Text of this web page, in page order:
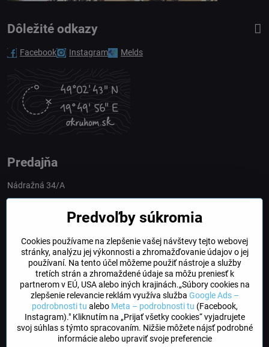
Dôležité odkazy
Facebook Instagram Melds
Predajňa
Nádražná 34/A
obchod​@northline​.sk
Otváracie hodiny
PO, UT, STR, ŠT: 9.00 - 17.00
PIA: 8.00 - 16.00
DogFriendly
Psíky sú u nás vítané
Predvoľby súkromia
Cookies používame na zlepšenie vašej návštevy tejto webovej
stránky, analýzu jej výkonnosti a zhromažďovanie údajov o jej
používaní. Na tento účel môžeme použiť nástroje a služby
tretích strán a zhromaždené údaje sa môžu preniesť k
partnerom v EÚ, USA alebo iných krajinách.„Súbory cookies na
zlepšenie relevancie reklám využíva služba Google Ads –
podrobnosti tu alebo Meta – podrobnosti tu (Facebook,
Instagram)." Kliknutím na „Prijať všetky cookies“ vyjadrujete
svoj súhlas s týmto spracovaním. Nižšie môžete nájsť podrobné
informácie alebo upraviť svoje preferencie